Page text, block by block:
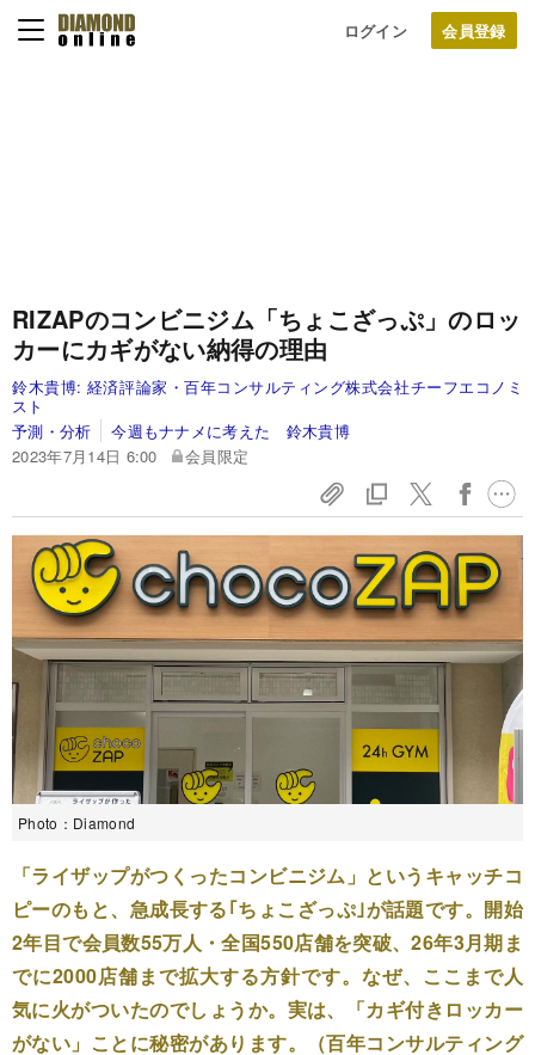
ログイン
RIZAPのコンビニジム「ちょこざっぷ」のロッ
カーにカギがない納得の理由
鈴木貴博: 経済評論家・百年コンサルティング株式会社チーフエコノミ
スト
予測・分析
今週もナナメに考えた 鈴木貴博
2023年7月14日 6:00
会員限定
Photo：Diamond
「ライザップがつくったコンビニジム」というキャッチコ
ピーのもと、急成長する｢ちょこざっぷ｣が話題です。開始
2年目で会員数55万人・全国550店舗を突破、26年3月期ま
でに2000店舗まで拡大する方針です。なぜ、ここまで人
気に火がついたのでしょうか。実は、「カギ付きロッカー
がない」ことに秘密があります。（百年コンサルティング